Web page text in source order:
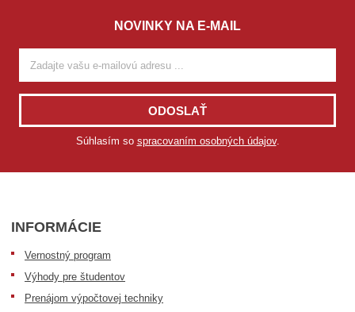
NOVINKY NA E-MAIL
ODOSLAŤ
Súhlasím so spracovaním osobných údajov.
INFORMÁCIE
Vernostný program
Výhody pre študentov
Prenájom výpočtovej techniky